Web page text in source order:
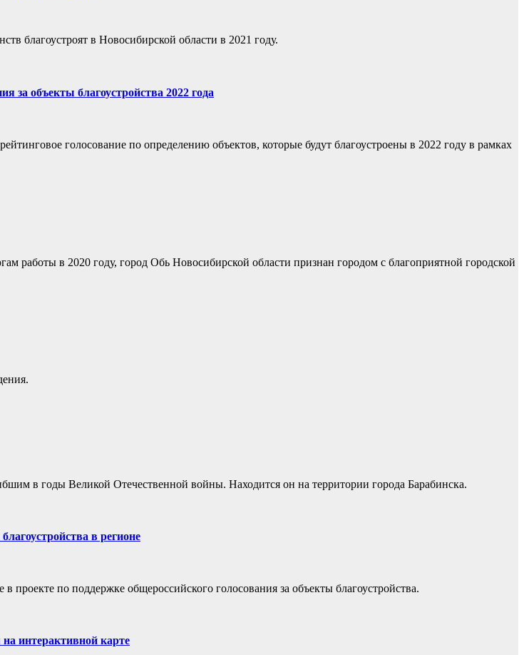
благоустроят в Новосибирской области в 2021 году.
за объекты благоустройства 2022 года
голосование по определению объектов, которые будут благоустроены в 2022 году в рамках
работы в 2020 году, город Обь Новосибирской области признан городом с благоприятной городской
в годы Великой Отечественной войны. Находится он на территории города Барабинска.
в регионе
проекте по поддержке общероссийского голосования за объекты благоустройства.
интерактивной карте